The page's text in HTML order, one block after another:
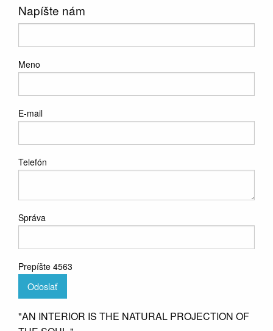
Napíšte nám
Meno
E-mail
Telefón
Správa
Prepíšte 4563
Odoslať
"AN INTERIOR IS THE NATURAL PROJECTION OF